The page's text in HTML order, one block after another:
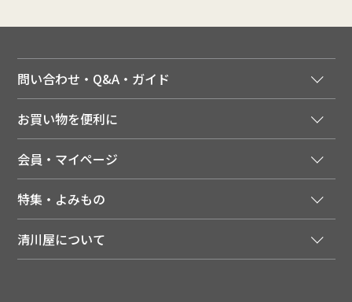
問い合わせ・Q&A・ガイド
ご利用ガイド
領収書について
送料について
配達日について
返品について
お買い物を便利に
季節のカタログを無料でお届け
店舗・ECポイント共通アプリ
LINEお友だち登録
会員・マイページ
会員特典について
注文履歴
特集・よみもの
メディア掲載商品
清川屋について